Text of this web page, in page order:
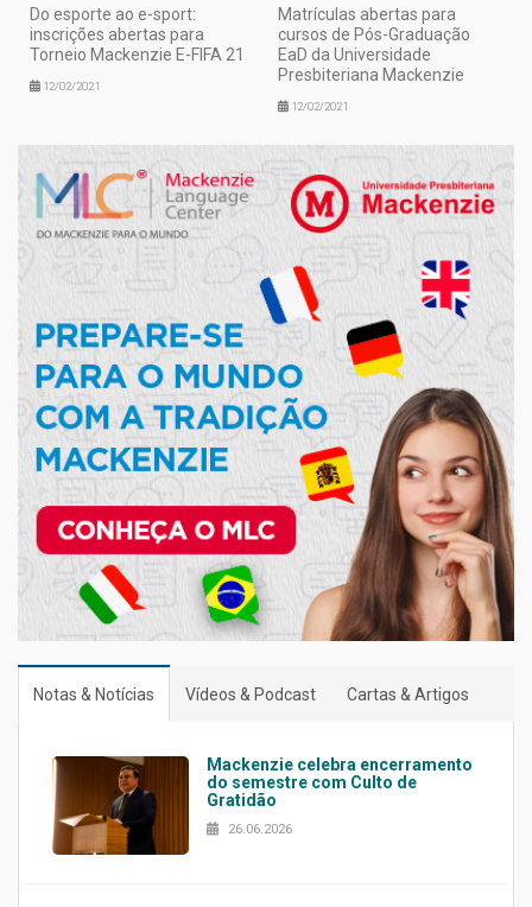
Do esporte ao e-sport:
inscrições abertas para
Torneio Mackenzie E-FIFA 21
12/02/2021
Matrículas abertas para
cursos de Pós-Graduação
EaD da Universidade
Presbiteriana Mackenzie
12/02/2021
Notas & Notícias Vídeos & Podcast Cartas & Artigos
Mackenzie celebra encerramento
do semestre com Culto de
Gratidão
26.06.2026